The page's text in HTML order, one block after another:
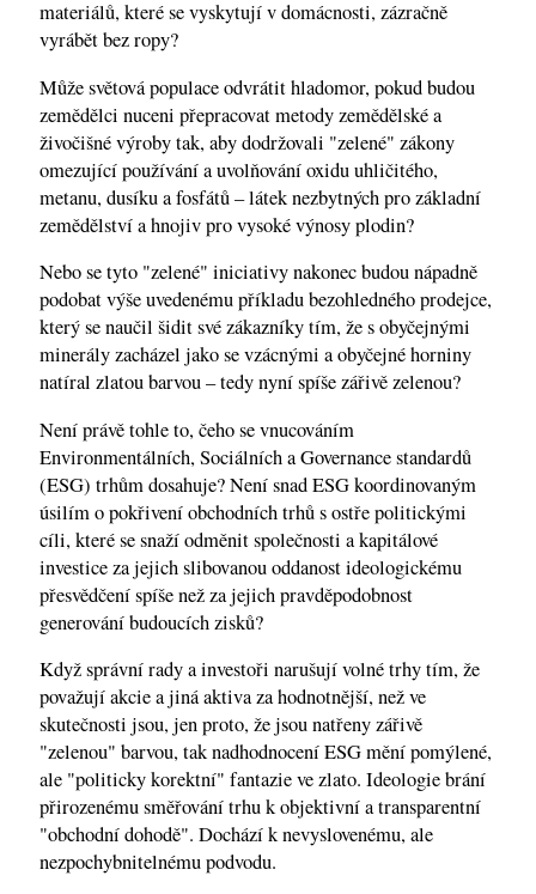
materiálů, které se vyskytují v domácnosti, zázračně
vyrábět bez ropy?
Může světová populace odvrátit hladomor, pokud budou
zemědělci nuceni přepracovat metody zemědělské a
živočišné výroby tak, aby dodržovali "zelené" zákony
omezující používání a uvolňování oxidu uhličitého,
metanu, dusíku a fosfátů – látek nezbytných pro základní
zemědělství a hnojiv pro vysoké výnosy plodin?
Nebo se tyto "zelené" iniciativy nakonec budou nápadně
podobat výše uvedenému příkladu bezohledného prodejce,
který se naučil šidit své zákazníky tím, že s obyčejnými
minerály zacházel jako se vzácnými a obyčejné horniny
natíral zlatou barvou – tedy nyní spíše zářivě zelenou?
Není právě tohle to, čeho se vnucováním
Environmentálních, Sociálních a Governance standardů
(ESG) trhům dosahuje? Není snad ESG koordinovaným
úsilím o pokřivení obchodních trhů s ostře politickými
cíli, které se snaží odměnit společnosti a kapitálové
investice za jejich slibovanou oddanost ideologickému
přesvědčení spíše než za jejich pravděpodobnost
generování budoucích zisků?
Když správní rady a investoři narušují volné trhy tím, že
považují akcie a jiná aktiva za hodnotnější, než ve
skutečnosti jsou, jen proto, že jsou natřeny zářivě
"zelenou" barvou, tak nadhodnocení ESG mění pomýlené,
ale "politicky korektní" fantazie ve zlato. Ideologie brání
přirozenému směřování trhu k objektivní a transparentní
"obchodní dohodě". Dochází k nevyslovenému, ale
nezpochybnitelnému podvodu.